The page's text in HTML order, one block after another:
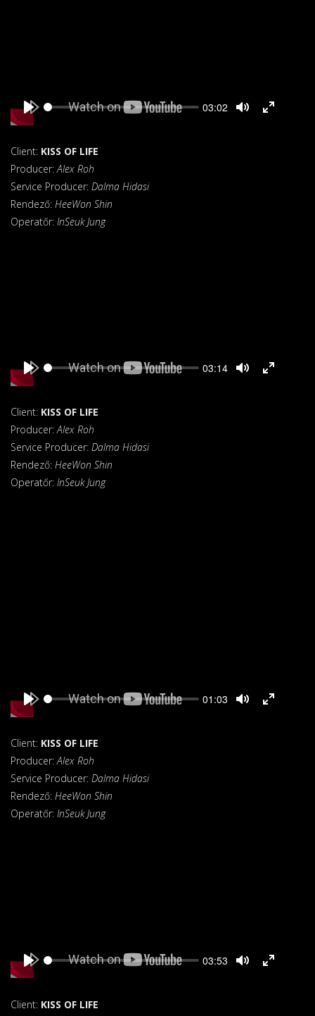
Play
Seek Current
03:02
Client: KISS OF LIFE
Producer:Alex Roh
Service Producer: Dalma Hidasi
Rendező: HeeWon Shin
Operatőr: InSeuk Jung
Play
Seek Current
03:14
Client: KISS OF LIFE
Producer:Alex Roh
Service Producer: Dalma Hidasi
Rendező: HeeWon Shin
Operatőr: InSeuk Jung
Play
Seek Current
01:03
Client: KISS OF LIFE
Producer:Alex Roh
Service Producer: Dalma Hidasi
Rendező: HeeWon Shin
Operatőr: InSeuk Jung
Play
Seek Current
03:53
Client: KISS OF LIFE